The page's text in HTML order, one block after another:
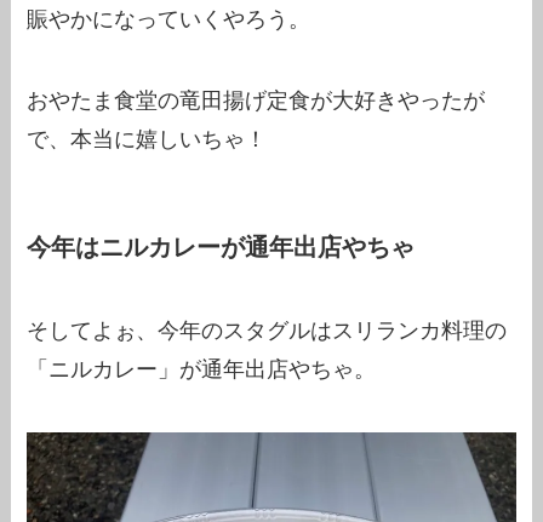
賑やかになっていくやろう。
おやたま食堂の竜田揚げ定食が大好きやったが
で、本当に嬉しいちゃ！
今年はニルカレーが通年出店やちゃ
そしてよぉ、今年のスタグルはスリランカ料理の
「ニルカレー」が通年出店やちゃ。